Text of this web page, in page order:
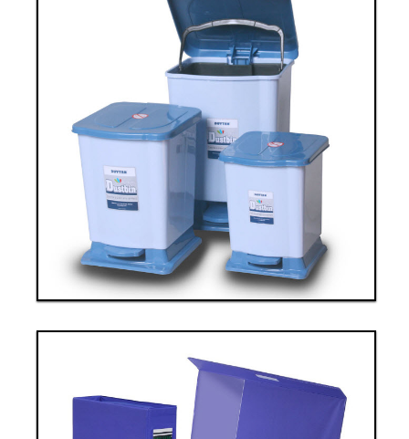
Thiết bị văn phòng 7
Giá: 40,000,000 VND
Xem chi tiết
Đặt hàng